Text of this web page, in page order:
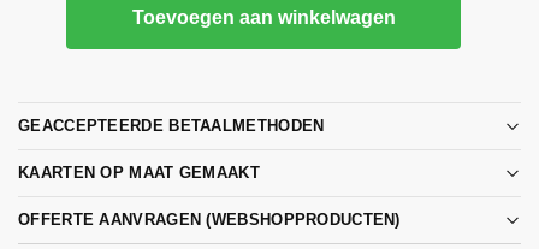
Toevoegen aan winkelwagen
GEACCEPTEERDE BETAALMETHODEN
KAARTEN OP MAAT GEMAAKT
OFFERTE AANVRAGEN (WEBSHOPPRODUCTEN)